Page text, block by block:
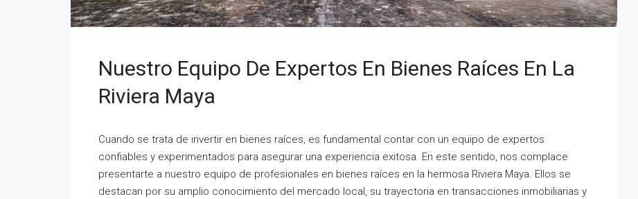
Nuestro Equipo De Expertos En Bienes Raíces En La
Riviera Maya
Cuando se trata de invertir en bienes raíces, es fundamental contar con un equipo de expertos
confiables y experimentados para asegurar una experiencia exitosa. En este sentido, nos complace
presentarte a nuestro equipo de profesionales en bienes raíces en la hermosa Riviera Maya. Ellos se
destacan por su amplio conocimiento del mercado local, su trayectoria en transacciones inmobiliarias y